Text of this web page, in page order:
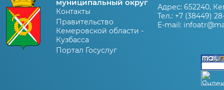
муниципальный округ
Контакты
Правительство
Кемеровской области -
Кузбасса
Портал Госуслуг
Адрес: 652240,
Тел.: +7 (38449)
E-mail: